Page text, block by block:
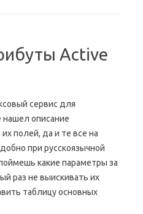
Active
сервис для
нашел описание
полей, да и те все на
при русскоязычной
какие параметры за
раз не выискивать их
таблицу основных